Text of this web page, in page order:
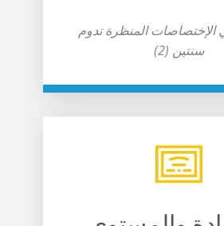
الإختصاصات المنظرة تدوم
سنتين (2)